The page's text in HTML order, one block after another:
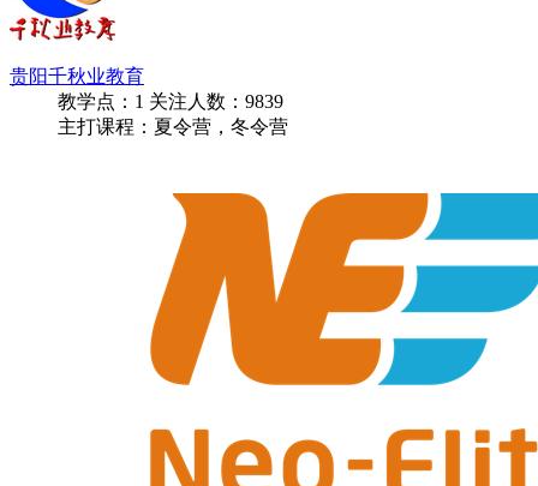
贵阳千秋业教育
教学点： 1 关注人数： 9839
主打课程：夏令营，冬令营